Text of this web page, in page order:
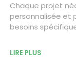
Chaque projet
personnalisée et
besoins
LIRE PLUS